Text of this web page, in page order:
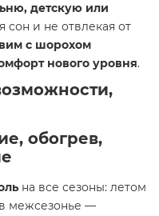
детскую или
сон и не отвлекая от
с шорохом
нового уровня.
обогрев,
на все сезоны: летом
межсезонье —